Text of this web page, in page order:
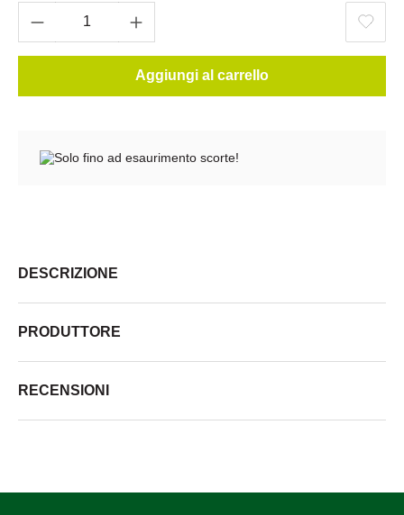
Aggiungi al carrello
Solo fino ad esaurimento scorte!
DESCRIZIONE
PRODUTTORE
RECENSIONI